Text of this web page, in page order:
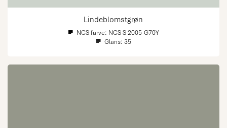
Lindeblomstgrøn
NCS farve: NCS S 2005-G70Y
Glans:35